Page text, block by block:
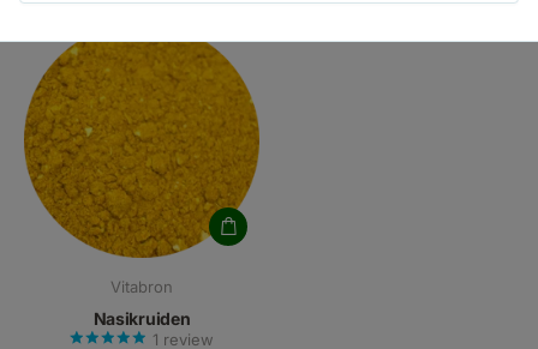
Vitabron
Nasikruiden
1 review